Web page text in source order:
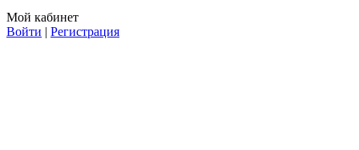
Мой кабинет
Войти | Регистрация